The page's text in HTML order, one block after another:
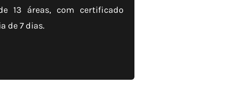
13 áreas, com certificado
de 7 dias.